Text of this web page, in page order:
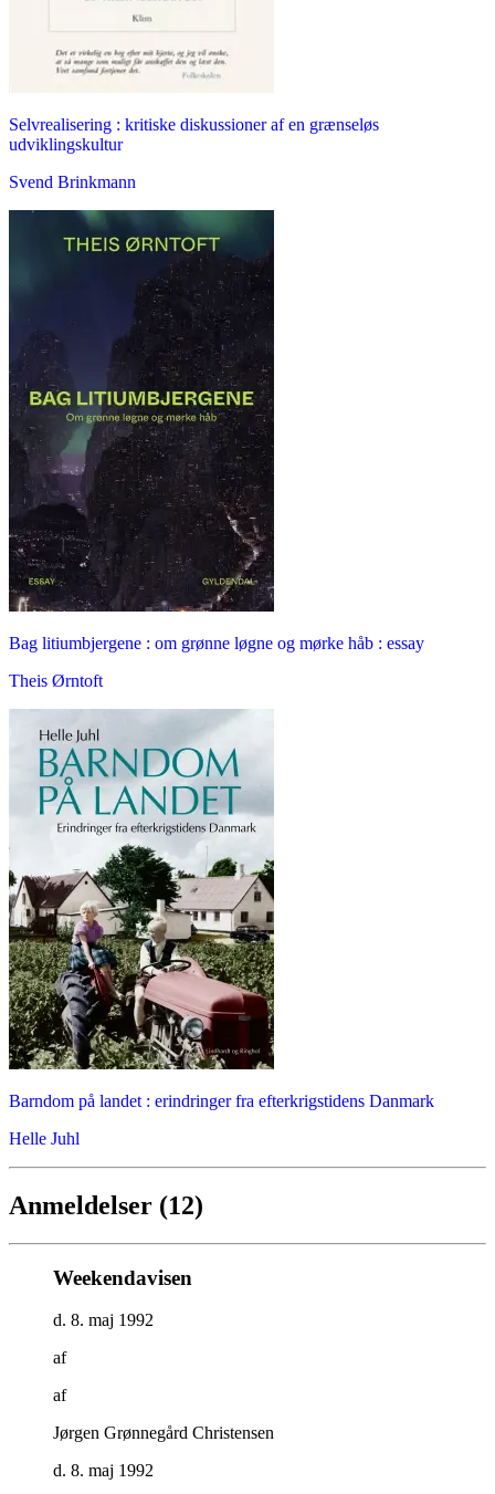
Selvrealisering : kritiske diskussioner af en grænseløs
udviklingskultur
Svend Brinkmann
Bag litiumbjergene : om grønne løgne og mørke håb : essay
Theis Ørntoft
Barndom på landet : erindringer fra efterkrigstidens Danmark
Helle Juhl
Anmeldelser (12)
Weekendavisen
d. 8. maj 1992
af
af
Jørgen Grønnegård Christensen
d. 8. maj 1992